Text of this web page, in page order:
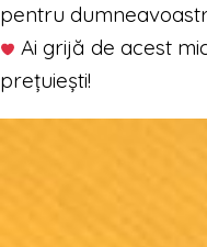
pentru
Ai grijă de acest
prețuiești!